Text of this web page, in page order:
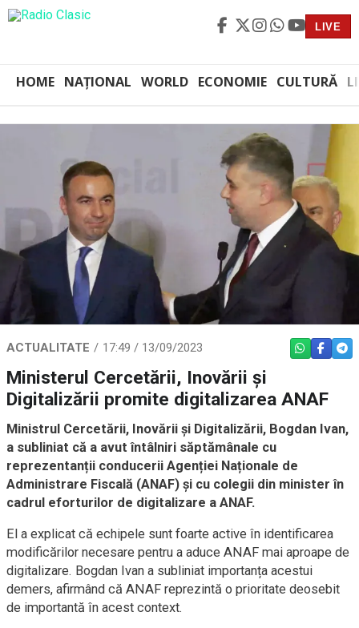
LIVE
HOME NAȚIONAL WORLD ECONOMIE CULTURĂ
ACTUALITATE 17:49 / 13/09/2023 WHATSAPP
Ministerul Cercetării, Inovării și
Digitalizării promite digitalizarea ANAF
Ministrul Cercetării, Inovării și Digitalizării, Bogdan Ivan,
a subliniat că a avut întâlniri săptămânale cu
reprezentanții conducerii Agenției Naționale de
Administrare Fiscală (ANAF) și cu colegii din minister în
cadrul eforturilor de digitalizare a ANAF.
El a explicat că echipele sunt foarte active în identificarea
modificărilor necesare pentru a aduce ANAF mai aproape de
digitalizare. Bogdan Ivan a subliniat importanța acestui
demers, afirmând că ANAF reprezintă o prioritate deosebit
de importantă în acest context.